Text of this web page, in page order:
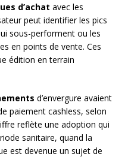
d’achat avec les
peut identifier les pics
sous-performent ou les
en points de vente. Ces
édition en terrain
d’envergure avaient
paiement cashless, selon
reflète une adoption qui
sanitaire, quand la
est devenue un sujet de